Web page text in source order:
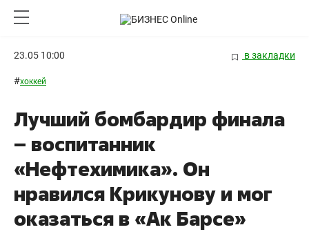
23.05 10:00 в закладки
#хоккей
Лучший бомбардир финала
– воспитанник
«Нефтехимика». Он
нравился Крикунову и мог
оказаться в «Ак Барсе»